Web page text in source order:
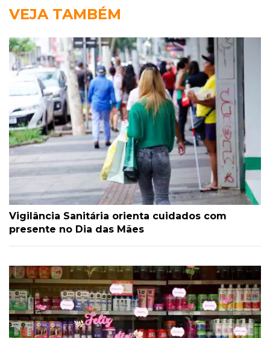
VEJA TAMBÉM
Vigilância Sanitária orienta cuidados com
presente no Dia das Mães